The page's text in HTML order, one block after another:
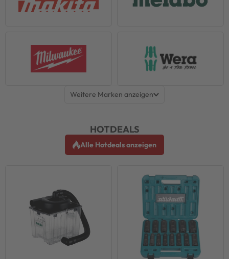
Weitere Marken anzeigen
HOTDEALS
Alle Hotdeals anzeigen